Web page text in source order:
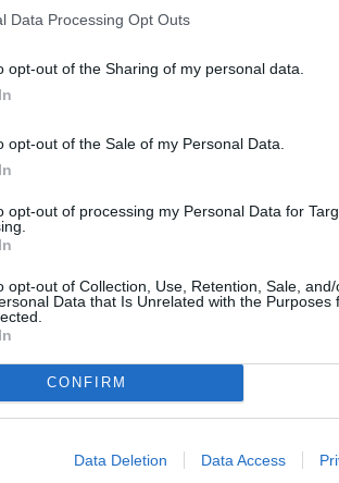
Data Processing Opt Outs
opt-out of the Sharing of my personal data.
opt-out of the Sale of my Personal Data.
opt-out of processing my Personal Data for
opt-out of Collection, Use, Retention, Sale,
Data that Is Unrelated with the Purposes
CONFIRM
Data Deletion Data Access
Γουίλιαμ τα social media πήραν